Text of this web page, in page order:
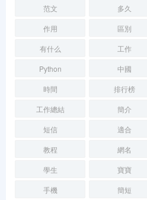
范文
多久
作用
區別
有什么
工作
Python
中國
時間
排行榜
工作總結
簡介
短信
適合
教程
網名
學生
寶寶
手機
簡短